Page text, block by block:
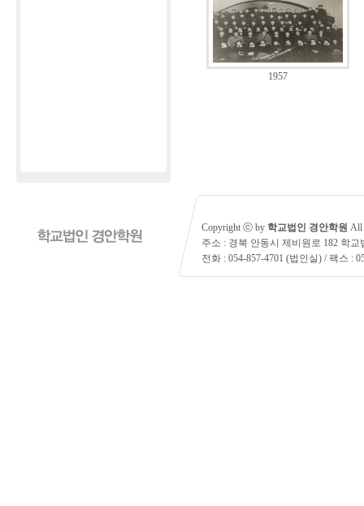
1957
Copyright ⓒ by 학교법인 경안학원 All
주소 : 경북 안동시 제비원로 182 학교
전화 : 054-857-4701 (법인실) / 팩스 :